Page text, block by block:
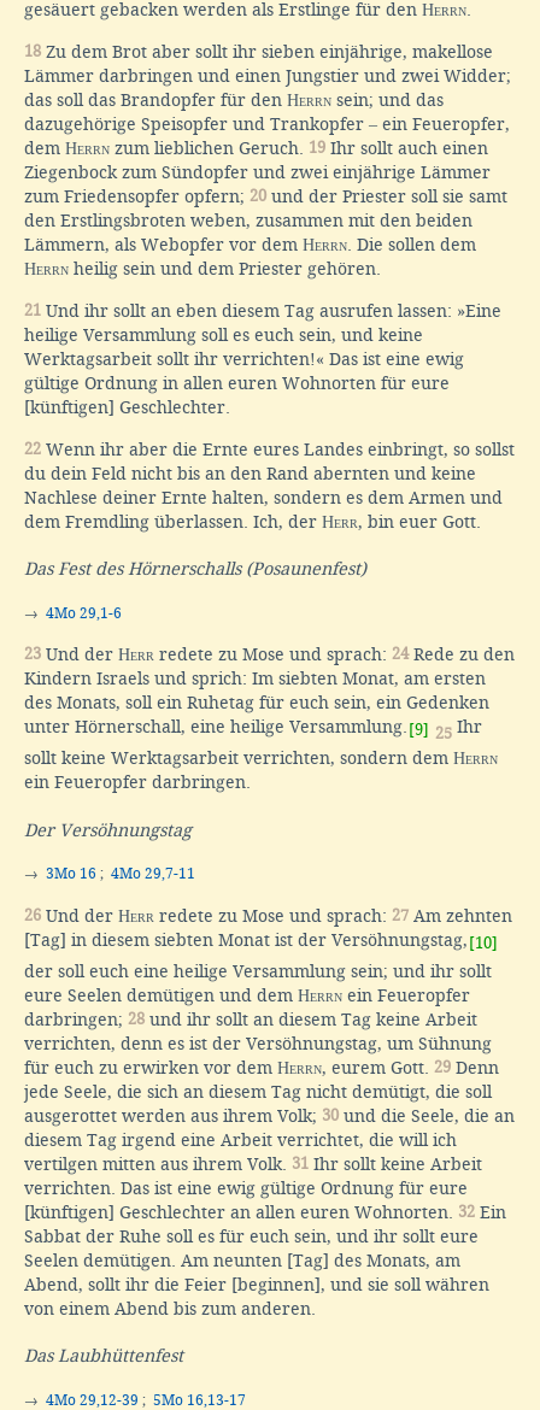
gesäuert gebacken werden als Erstlinge für den Herrn
18 Zu dem Brot aber sollt ihr sieben einjährige, makellose
Lämmer darbringen und einen Jungstier und zwei Widder;
das soll das Brandopfer für den Herrn sein; und das
dazugehörige Speisopfer und Trankopfer – ein Feueropfer,
dem Herrn zum lieblichen Geruch. 19 Ihr sollt auch einen
Ziegenbock zum Sündopfer und zwei einjährige Lämmer
zum Friedensopfer opfern; 20 und der Priester soll sie samt
den Erstlingsbroten weben, zusammen mit den beiden
Lämmern, als Webopfer vor dem Herrn . Die sollen dem
Herrn heilig sein und dem Priester gehören.
21 Und ihr sollt an eben diesem Tag ausrufen lassen: »Eine
heilige Versammlung soll es euch sein, und keine
Werktagsarbeit sollt ihr verrichten!« Das ist eine ewig
gültige Ordnung in allen euren Wohnorten für eure
[künftigen] Geschlechter.
22 Wenn ihr aber die Ernte eures Landes einbringt, so sollst
du dein Feld nicht bis an den Rand abernten und keine
Nachlese deiner Ernte halten, sondern es dem Armen und
dem Fremdling überlassen. Ich, der Herr, bin euer Gott.
Das Fest des Hörnerschalls (Posaunenfest)
→ 4Mo 29,1-6
23 Und der Herr redete zu Mose und sprach: 24Rede zu den
Kindern Israels und sprich: Im siebten Monat, am ersten
des Monats, soll ein Ruhetag für euch sein, ein Gedenken
unter Hörnerschall, eine heilige Versammlung. [9] 25 Ihr
sollt keine Werktagsarbeit verrichten, sondern dem Herrn
ein Feueropfer darbringen.
Der Versöhnungstag
→ 3Mo 16 ; 4Mo 29,7-11
26 Und der Herr redete zu Mose und sprach: 27 Am zehnten
[Tag] in diesem siebten Monat ist der Versöhnungstag, [10]
der soll euch eine heilige Versammlung sein; und ihr sollt
eure Seelen demütigen und dem Herrn ein Feueropfer
darbringen; 28 und ihr sollt an diesem Tag keine Arbeit
verrichten, denn es ist der Versöhnungstag, um Sühnung
für euch zu erwirken vor dem Herrn, eurem Gott. 29 Denn
jede Seele, die sich an diesem Tag nicht demütigt, die soll
ausgerottet werden aus ihrem Volk; 30 und die Seele, die an
diesem Tag irgend eine Arbeit verrichtet, die will ich
vertilgen mitten aus ihrem Volk. 31 Ihr sollt keine Arbeit
verrichten. Das ist eine ewig gültige Ordnung für eure
[künftigen] Geschlechter an allen euren Wohnorten. 32 Ein
Sabbat der Ruhe soll es für euch sein, und ihr sollt eure
Seelen demütigen. Am neunten [Tag] des Monats, am
Abend, sollt ihr die Feier [beginnen], und sie soll währen
von einem Abend bis zum anderen.
Das Laubhüttenfest
→ 4Mo 29,12-39 ; 5Mo 16,13-17